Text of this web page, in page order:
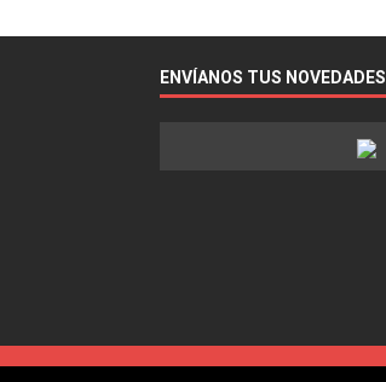
ENVÍANOS TUS NOVEDADES